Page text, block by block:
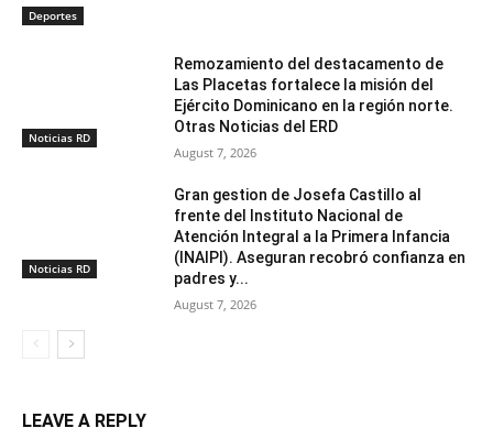
Deportes
Noticias RD
Remozamiento del destacamento de
Las Placetas fortalece la misión del
Ejército Dominicano en la región norte.
Otras Noticias del ERD
August 7, 2026
Noticias RD
Gran gestion de Josefa Castillo al
frente del Instituto Nacional de
Atención Integral a la Primera Infancia
(INAIPI). Aseguran recobró confianza en
padres y...
August 7, 2026
LEAVE A REPLY